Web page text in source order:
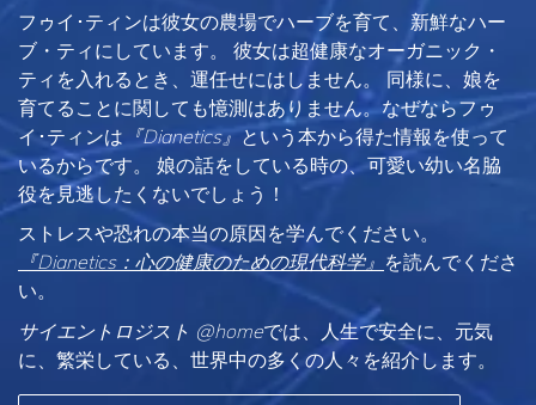
フゥイ･ティンは彼女の農場でハーブを育て、新鮮なハー
ブ・ティにしています。 彼女は超健康なオーガニック・
ティを入れるとき、運任せにはしません。 同様に、娘を
育てることに関しても憶測はありません。なぜならフゥ
イ･ティンは 『Dianetics』という本から得た情報を使って
いるからです。 娘の話をしている時の、可愛い幼い名脇
役を見逃したくないでしょう！
ストレスや恐れの本当の原因を学んでください。
『Dianetics：心の健康のための現代科学』 を読んでくださ
い。
サイエントロジスト @homeでは、人生で安全に、元気
に、繁栄している、世界中の多くの人々を紹介します。